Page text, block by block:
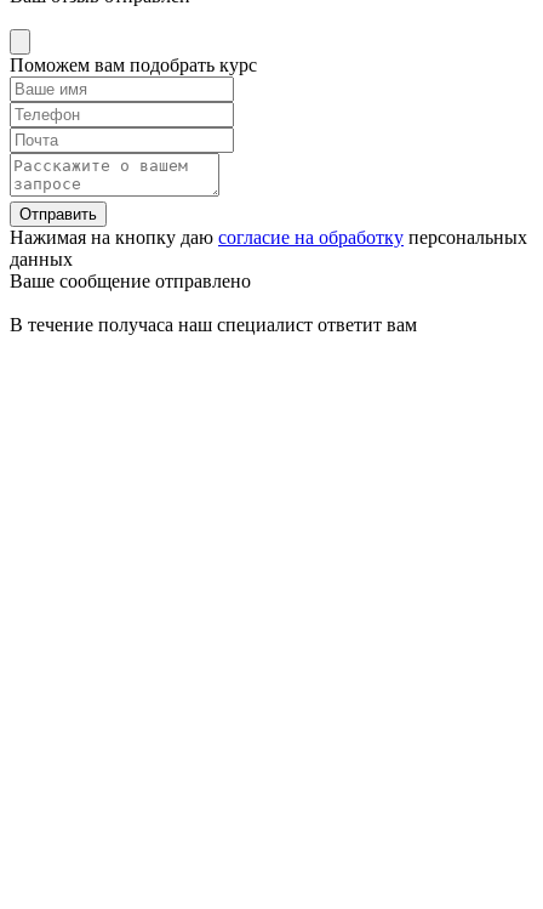
Поможем вам подобрать курс
Отправить
Нажимая на кнопку даю согласие на обработку персональных
данных
Ваше сообщение отправлено
В течение получаса наш специалист ответит вам